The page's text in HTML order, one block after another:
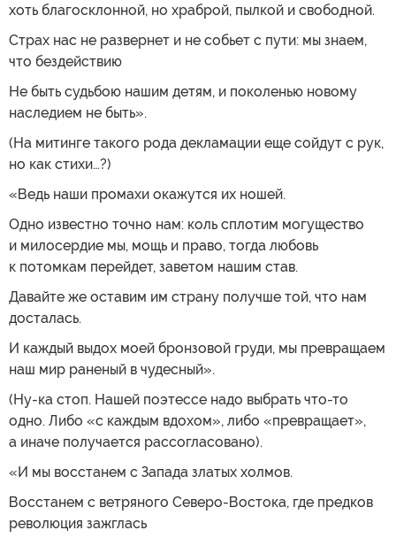
хоть благосклонной, но храброй, пылкой и свободной.
Страх нас не развернет и не собьет с пути: мы знаем,
что бездействию
Не быть судьбою нашим детям, и поколенью новому
наследием не быть».
(На митинге такого рода декламации еще сойдут с рук,
но как стихи…?)
«Ведь наши промахи окажутся их ношей.
Одно известно точно нам: коль сплотим могущество
и милосердие мы, мощь и право, тогда любовь
к потомкам перейдет, заветом нашим став.
Давайте же оставим им страну получше той, что нам
досталась.
И каждый выдох моей бронзовой груди, мы превращаем
наш мир раненый в чудесный».
(Ну-ка стоп. Нашей поэтессе надо выбрать что-то
одно. Либо «с каждым вдохом», либо «превращает»,
а иначе получается рассогласовано).
«И мы восстанем с Запада златых холмов.
Восстанем с ветряного Северо-Востока, где предков
революция зажглась